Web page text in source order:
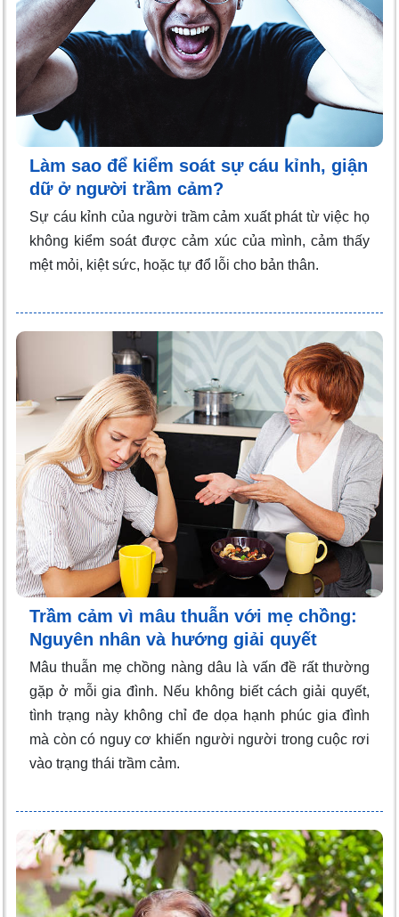
Làm sao để kiểm soát sự cáu kỉnh, giận
dữ ở người trầm cảm?
Sự cáu kỉnh của người trầm cảm xuất phát từ việc họ
không kiểm soát được cảm xúc của mình, cảm thấy
mệt mỏi, kiệt sức, hoặc tự đổ lỗi cho bản thân.
Trầm cảm vì mâu thuẫn với mẹ chồng:
Nguyên nhân và hướng giải quyết
Mâu thuẫn mẹ chồng nàng dâu là vấn đề rất thường
gặp ở mỗi gia đình. Nếu không biết cách giải quyết,
tình trạng này không chỉ đe dọa hạnh phúc gia đình
mà còn có nguy cơ khiến người người trong cuộc rơi
vào trạng thái trầm cảm.